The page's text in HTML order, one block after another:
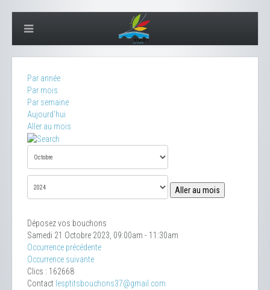
Par année
Par mois
Par semaine
Aujourd'hui
Aller au mois
Aller au mois
Déposez vos bouchons
Samedi 21 Octobre 2023, 09:00am - 11:30am
Occurrence précédente
Occurrence suivante
Clics : 162668
Contact lesptitsbouchons37@gmail.com